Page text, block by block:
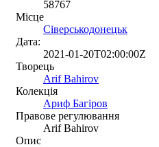
58767
Місце
Сіверськодонецьк
Дата:
2021-01-20T02:00:00Z
Творець
Arif Bahirov
Колекція
Ариф Багіров
Правове регулювання
Arif Bahirov
Опис